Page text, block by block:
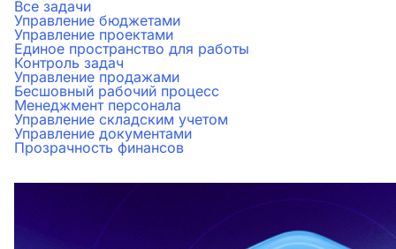
Все задачи
Управление бюджетами
Управление проектами
Единое пространство для работы
Контроль задач
Управление продажами
Бесшовный рабочий процесс
Менеджмент персонала
Управление складским учетом
Управление документами
Прозрачность финансов